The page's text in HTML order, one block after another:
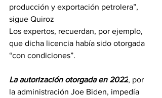
producción y exportación petrolera”,
sigue Quiroz
Los expertos, recuerdan, por ejemplo,
que dicha licencia había sido otorgada
“con condiciones”.
La autorización otorgada en 2022, por
la administración Joe Biden, impedía